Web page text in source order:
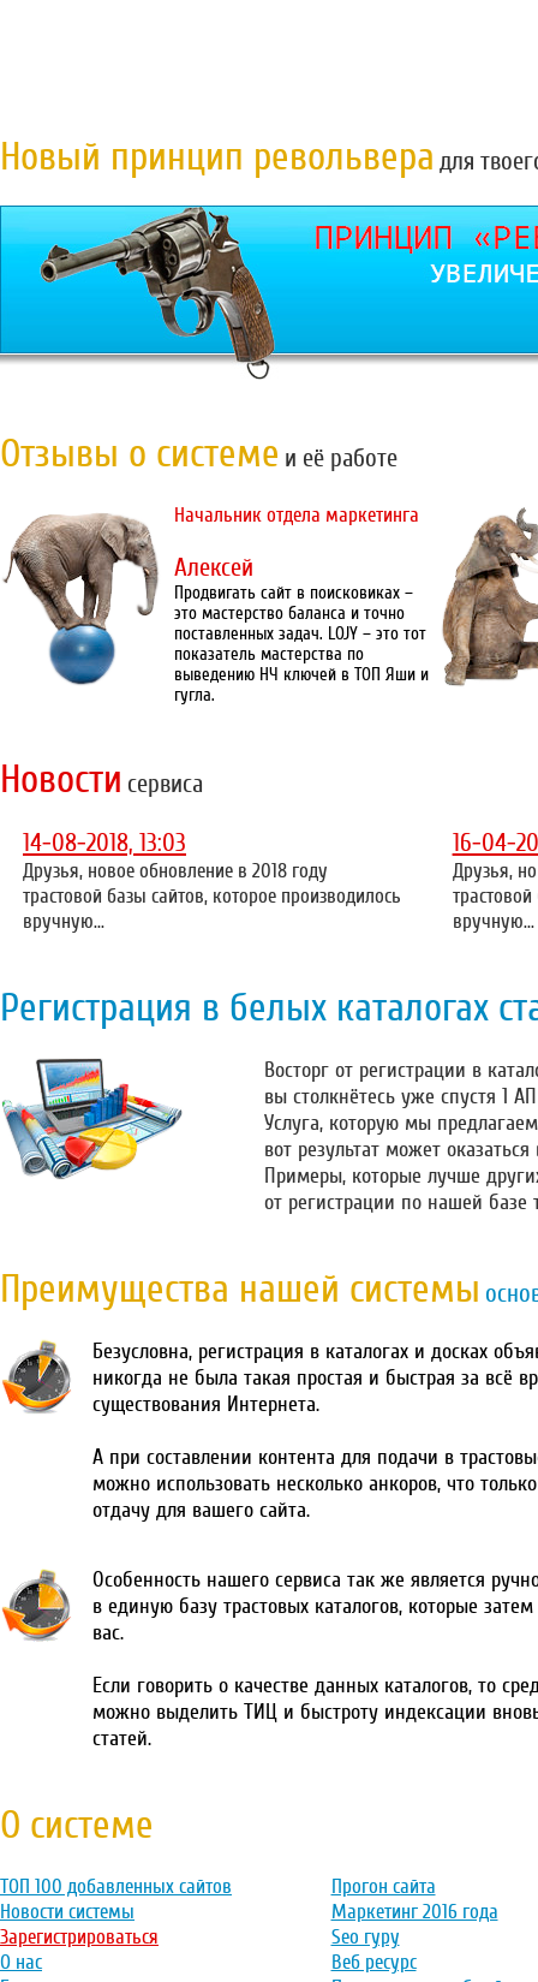
Новый принцип револьвера для
Отзывы о системе и её работе
Начальник отдела маркетинга
Алексей
Продвигать сайт в поисковиках –
это мастерство баланса и точно
поставленных задач. LOJY – это тот
показатель мастерства по
выведению НЧ ключей в ТОП Яши и
гугла.
Новости сервиса
14-08-2018, 13:03
Друзья, новое обновление в 2018 году
трастовой базы сайтов, которое производилось
вручную...
16-04-
Друзья,
вручную...
Регистрация в белых каталогах
Восторг от регистрации в
вы столкнётесь уже спустя 1
Услуга, которую мы
вот результат может
Примеры, которые лучше
от регистрации по нашей базе
Преимущества нашей системы
Безусловна, регистрация в каталогах и досках
никогда не была такая простая и быстрая за всё
существования Интернета.
А при составлении контента для подачи в
можно использовать несколько анкоров, что
отдачу для вашего сайта.
Особенность нашего сервиса так же является
в единую базу трастовых каталогов, которые
вас.
Если говорить о качестве данных каталогов, то
можно выделить ТИЦ и быстроту индексации
статей.
О системе
ТОП 100 добавленных сайтов
Новости системы
Зарегистрироваться
О нас
Прогон сайта
Маркетинг 2016 года
Seo гуру
Веб ресурс